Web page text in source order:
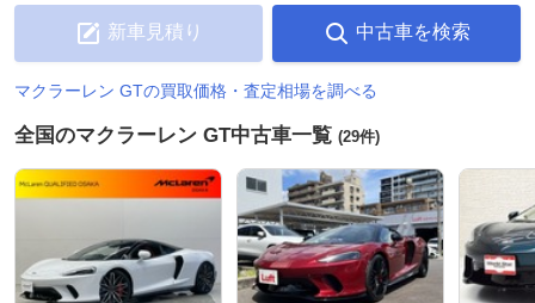
新車見積り 中古車を検索
マクラーレン GTの買取価格・査定相場を調べる
全国のマクラーレン GT中古車一覧 (29件)